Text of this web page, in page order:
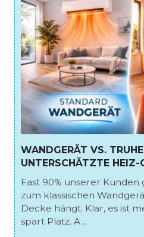
WANDGERÄT VS.
UNTERSCHÄTZTE HEIZ-
Fast 90% unserer
zum klassischen
Decke hängt. Klar, es ist
spart Platz. A...